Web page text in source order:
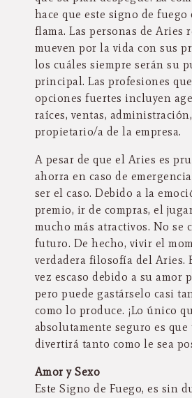
hace que este signo de fuego
flama. Las personas de Aries
mueven por la vida con sus
los cuáles siempre serán su
principal. Las profesiones
opciones fuertes incluyen
raíces, ventas,
propietario/a de la empresa.
A pesar de que el Aries es
ahorra en caso de
ser el caso. Debido a la
premio, ir de compras, el
mucho más atractivos. No se
futuro. De hecho, vivir el
verdadera filosofía del Aries.
vez escaso debido a su amor
pero puede gastárselo casi
como lo produce. ¡Lo único
absolutamente seguro es que
divertirá tanto como le sea
Amor y Sexo
Este Signo de Fuego, es sin